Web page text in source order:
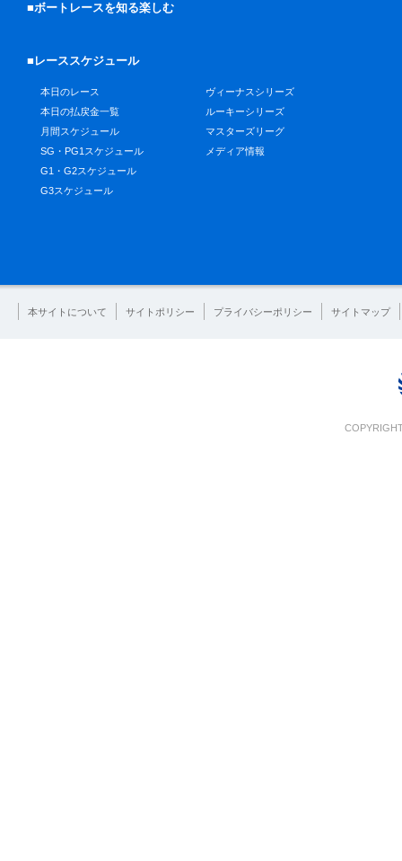
■ボートレースを知る楽しむ
■レーススケジュール
本日のレース
本日の払戻金一覧
月間スケジュール
SG・PG1スケジュール
G1・G2スケジュール
G3スケジュール
ヴィーナスシリーズ
ルーキーシリーズ
マスターズリーグ
メディア情報
本サイトについて サイトポリシー プライバシーポリシー サイトマップ